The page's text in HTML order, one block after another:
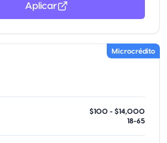
Aplicar
Microcrédito
$100 - $14,000
18-65